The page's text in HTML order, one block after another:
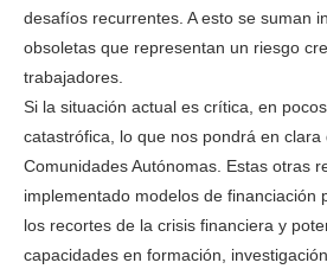
desafíos recurrentes. A esto se suman
obsoletas que representan un riesgo
trabajadores.
Si la situación actual es crítica, en
catastrófica, lo que nos pondrá en
Comunidades Autónomas. Estas otras
implementado modelos de financiación
los recortes de la crisis financiera y
capacidades en formación,